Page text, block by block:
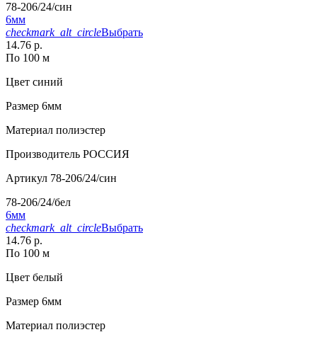
78-206/24/син
6мм
checkmark_alt_circleВыбрать
14.76 р.
По 100 м
Цвет синий
Размер 6мм
Материал полиэстер
Производитель РОССИЯ
Артикул 78-206/24/син
78-206/24/бел
6мм
checkmark_alt_circleВыбрать
14.76 р.
По 100 м
Цвет белый
Размер 6мм
Материал полиэстер